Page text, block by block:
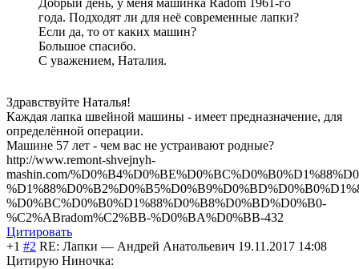
Добрый день, у меня машинка Radom 1961-го
года. Подходят ли для неё современные лапки?
Если да, то от каких машин?
Большое спасибо.
С уважением, Наталия.
Здравствуйте Наталья!
Каждая лапка швейной машины - имеет предназначение, для
определённой операции.
Машине 57 лет - чем вас не устраивают родные?
http://www.remont-shvejnyh-
mashin.com/
%D0%BC%D0%B0%D1%88%D0%B8%D0%BD%D0%B0-
%C2%ABradom%C2%BB-%D0%BA%D0%BB-432
Цитировать
+1 #2 RE: Лапки — Андрей Анатольевич 19.11.2017 14:08
Цитирую Ниночка: